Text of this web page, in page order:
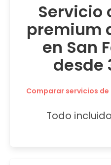
Servicio
premium
en San
desde
Comparar servicios
Todo